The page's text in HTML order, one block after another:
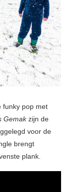
funky pop met
Gemakzijn de
voor de
brengt
plank.